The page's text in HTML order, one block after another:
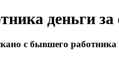
деньги за
с бывшего